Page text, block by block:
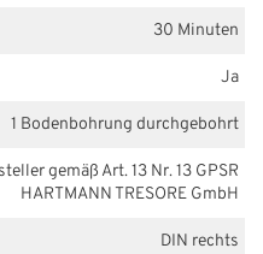
30 Minuten
Ja
1 Bodenbohrung durchgebohrt
gemäß Art. 13 Nr. 13 GPSR
HARTMANN TRESORE GmbH
DIN rechts